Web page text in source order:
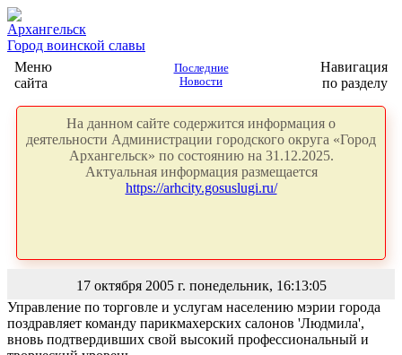
Архангельск
Город воинской славы
Меню
сайта
Последние
Новости
Навигация
по разделу
На данном сайте содержится информация о
деятельности Администрации городского округа «Город
Архангельск» по состоянию на 31.12.2025.
Актуальная информация размещается
https://arhcity.gosuslugi.ru/
17 октября 2005 г. понедельник, 16:13:05
Управление по торговле и услугам населению мэрии города
поздравляет команду парикмахерских салонов 'Людмила',
вновь подтвердивших свой высокий профессиональный и